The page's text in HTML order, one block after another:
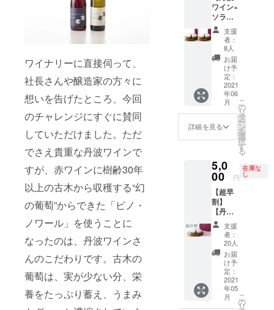
ワイナリーに直接伺って、
社長さんや醸造家の方々に
想いを告げたところ、今回
のチャレンジにすぐに賛同
していただけました。ただ
でさえ貴重な丹波ワインで
すが、赤ワインに樹齢30年
以上の古木から収穫する“幻
の葡萄”からできた「ピノ・
ノワール」を使うことに
なったのは、丹波ワインさ
んのこだわりです。古木の
葡萄は、実が少ない分、栄
養をたっぷり蓄え、うまみ
の方は
お控え
くださ
い 冷凍
発送
消費期
限1ヶ月
発送
消費期
限1ヶ月
イーツ
好きの
方は
100％
知って
ると
いって
も良い
ぐらい
有名な
チョコ
レート
屋さん
DariKと
コレー
トチー
ズケー
キ。 新
たな焼
成方法
と混ぜ
すぎな
い工
夫。 こ
のチー
ズケー
キはあ
えて
チョコ
ワイン×
ソラア
オ】赤
のベイ
クドと
白のレ
ア、2層
が織り
なす大
人の
チーズ
ケーキ
の2個
セット
※アレル
示 卵・
乳・小
麦粉 ※
アル
コール
を含ん
でおり
ます。
お子さ
ま、ド
ライ
バーの
方や妊
娠中、
授乳中
支援
者：
8人
お届
け予
定：
2021
年06
月
詳細を見る
こ
の
リ
タ
ー
ン
を
選
択
す
る
5,0
00 円
在庫な
し
【超早
割】
【丹波
ワイン×
ソラア
オ】赤
のベイ
クドと
白のレ
ア、2層
が織り
なす大
支援
者：
20人
お届
け予
定：
2021
年05
月
こ
の
リ